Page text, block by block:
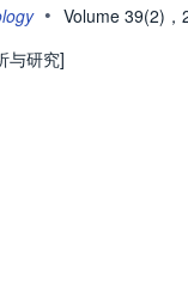
• Volume 39(2)
与研究]